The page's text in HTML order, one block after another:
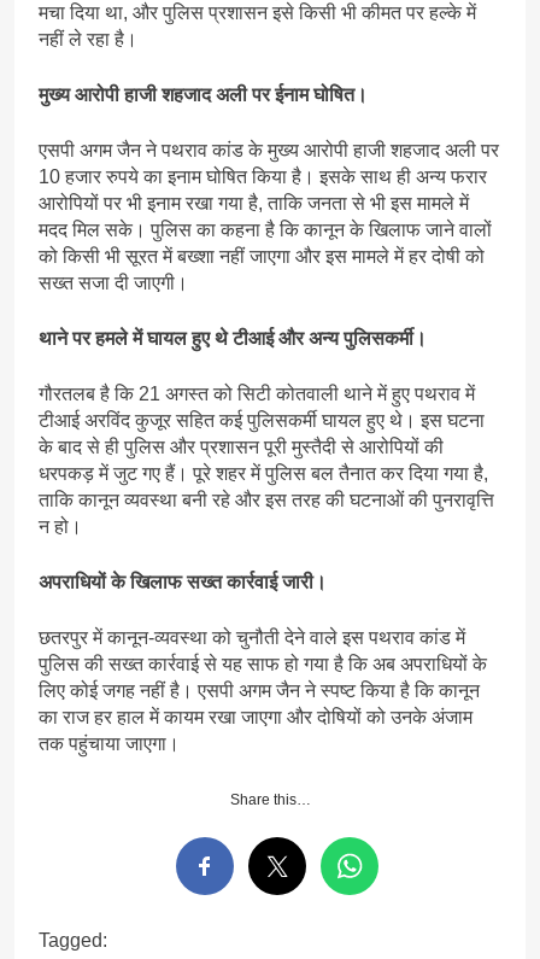
मचा दिया था, और पुलिस प्रशासन इसे किसी भी कीमत पर हल्के में
नहीं ले रहा है।
मुख्य आरोपी हाजी शहजाद अली पर ईनाम घोषित।
एसपी अगम जैन ने पथराव कांड के मुख्य आरोपी हाजी शहजाद अली पर
10 हजार रुपये का इनाम घोषित किया है। इसके साथ ही अन्य फरार
आरोपियों पर भी इनाम रखा गया है, ताकि जनता से भी इस मामले में
मदद मिल सके। पुलिस का कहना है कि कानून के खिलाफ जाने वालों
को किसी भी सूरत में बख्शा नहीं जाएगा और इस मामले में हर दोषी को
सख्त सजा दी जाएगी।
थाने पर हमले में घायल हुए थे टीआई और अन्य पुलिसकर्मी।
गौरतलब है कि 21 अगस्त को सिटी कोतवाली थाने में हुए पथराव में
टीआई अरविंद कुजूर सहित कई पुलिसकर्मी घायल हुए थे। इस घटना
के बाद से ही पुलिस और प्रशासन पूरी मुस्तैदी से आरोपियों की
धरपकड़ में जुट गए हैं। पूरे शहर में पुलिस बल तैनात कर दिया गया है,
ताकि कानून व्यवस्था बनी रहे और इस तरह की घटनाओं की पुनरावृत्ति
न हो।
अपराधियों के खिलाफ सख्त कार्रवाई जारी।
छतरपुर में कानून-व्यवस्था को चुनौती देने वाले इस पथराव कांड में
पुलिस की सख्त कार्रवाई से यह साफ हो गया है कि अब अपराधियों के
लिए कोई जगह नहीं है। एसपी अगम जैन ने स्पष्ट किया है कि कानून
का राज हर हाल में कायम रखा जाएगा और दोषियों को उनके अंजाम
तक पहुंचाया जाएगा।
Share this…
Tagged: